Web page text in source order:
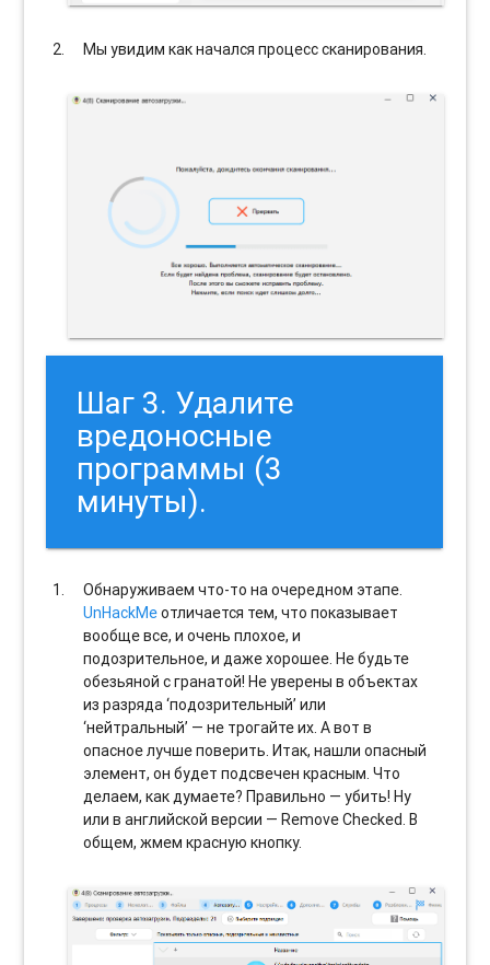
Мы увидим как начался процесс сканирования.
Шаг 3. Удалите
вредоносные
программы (3
минуты).
Обнаруживаем что-то на очередном этапе.
UnHackMeотличается тем, что показывает
вообще все, и очень плохое, и
подозрительное, и даже хорошее. Не будьте
обезьяной с гранатой! Не уверены в объектах
из разряда ‘подозрительный’ или
‘нейтральный’ — не трогайте их. А вот в
опасное лучше поверить. Итак, нашли опасный
элемент, он будет подсвечен красным. Что
делаем, как думаете? Правильно — убить! Ну
или в английской версии — Remove Checked. В
общем, жмем красную кнопку.